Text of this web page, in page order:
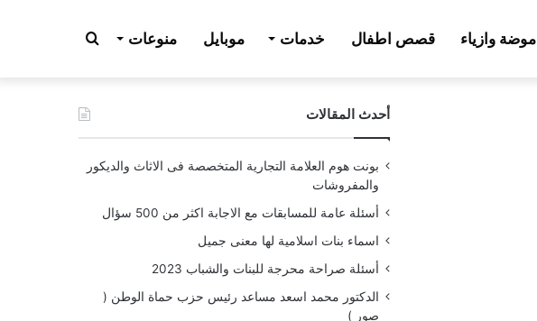
موضة وازياء قصص اطفال خدمات موبايل منوعات بحث
عن أحدث المقالات
بونت هوم العلامة التجارية المتخصصة فى الاثاث والديكور
والمفروشات
أسئلة عامة للمسابقات مع الاجابة اكثر من 500 سؤال
اسماء بنات اسلامية لها معنى جميل
أسئلة صراحة محرجة للبنات والشباب 2023
الدكتور محمد اسعد مساعد رئيس حزب حماة الوطن (
صور )